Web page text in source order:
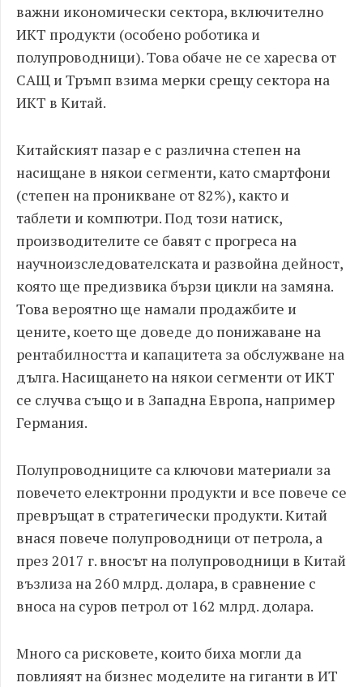
важни икономически сектора, включително
ИКТ продукти (особено роботика и
полупроводници). Това обаче не се харесва от
САЩ и Тръмп взима мерки срещу сектора на
ИКТ в Китай.
Китайският пазар е с различна степен на
насищане в някои сегменти, като смартфони
(степен на проникване от 82%), както и
таблети и компютри. Под този натиск,
производителите се бавят с прогреса на
научноизследователската и развойна дейност,
която ще предизвика бързи цикли на замяна.
Това вероятно ще намали продажбите и
цените, което ще доведе до понижаване на
рентабилността и капацитета за обслужване на
дълга. Насищането на някои сегменти от ИКТ
се случва също и в Западна Европа, например
Германия.
Полупроводниците са ключови материали за
повечето електронни продукти и все повече се
превръщат в стратегически продукти. Китай
внася повече полупроводници от петрола, а
през 2017 г. вносът на полупроводници в Китай
възлиза на 260 млрд. долара, в сравнение с
вноса на суров петрол от 162 млрд. долара.
Много са рисковете, които биха могли да
повлияят на бизнес моделите на гиганти в ИТ